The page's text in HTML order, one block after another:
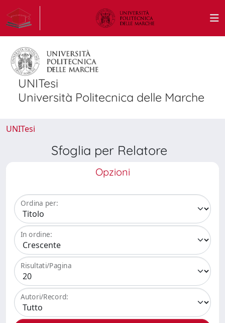
UNITesi
Università Politecnica delle Marche
UNITesi
Sfoglia per Relatore
Opzioni
Ordina per:
In ordine:
Risultati/Pagina
Autori/Record: